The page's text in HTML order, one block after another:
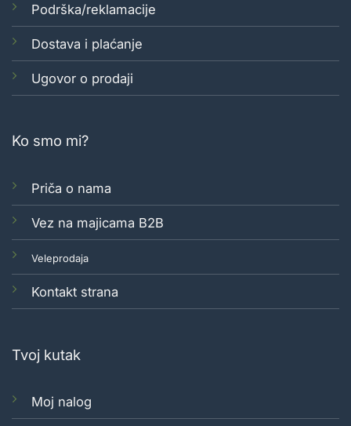
Podrška/reklamacije
Dostava i plaćanje
Ugovor o prodaji
Ko smo mi?
Priča o nama
Vez na majicama B2B
Veleprodaja
Kontakt strana
Tvoj kutak
Moj nalog